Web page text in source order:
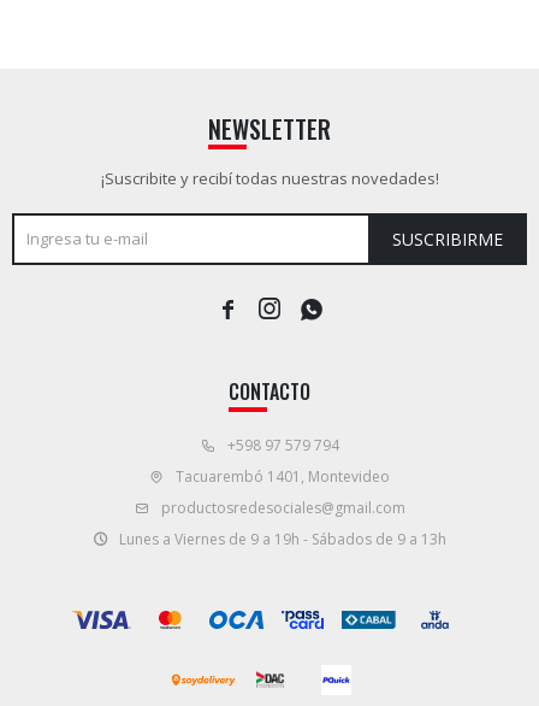
CONTACTO
+598 97 579 794
Tacuarembó 1401, Montevideo
productosredesociales@gmail.com
Lunes a Viernes de 9 a 19h - Sábados de 9 a 13h
NEWSLETTER
¡Suscribite y recibí todas nuestras novedades!
SUSCRIBIRME
  